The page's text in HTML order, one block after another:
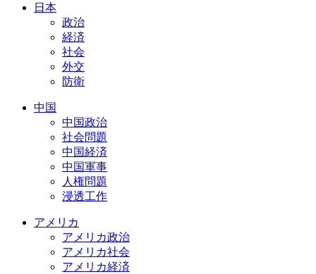
日本
政治
経済
社会
外交
防衛
中国
中国政治
社会問題
中国経済
中国軍事
人権問題
浸透工作
アメリカ
アメリカ政治
アメリカ社会
アメリカ経済